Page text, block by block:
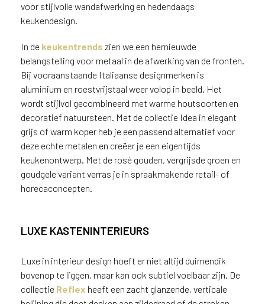
voor stijlvolle wandafwerking en hedendaags
keukendesign.
In de keukentrends zien we een hernieuwde
belangstelling voor metaal in de afwerking van de fronten.
Bij vooraanstaande Italiaanse designmerken is
aluminium en roestvrijstaal weer volop in beeld. Het
wordt stijlvol gecombineerd met warme houtsoorten en
decoratief natuursteen. Met de collectie Idea in elegant
grijs of warm koper heb je een passend alternatief voor
deze echte metalen en creëer je een eigentijds
keukenontwerp. Met de rosé gouden, vergrijsde groen en
goudgele variant verras je in spraakmakende retail- of
horecaconcepten.
LUXE KASTENINTERIEURS
Luxe in interieur design hoeft er niet altijd duimendik
bovenop te liggen, maar kan ook subtiel voelbaar zijn. De
collectie Reflex heeft een zacht glanzende, verticale